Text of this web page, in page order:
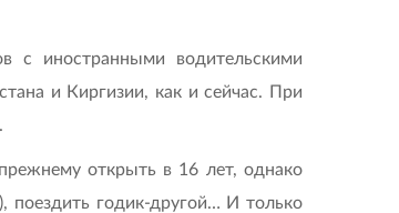
с иностранными водительскими
и Киргизии, как и сейчас. При
открыть в 16 лет, однако
годик-другой… И только